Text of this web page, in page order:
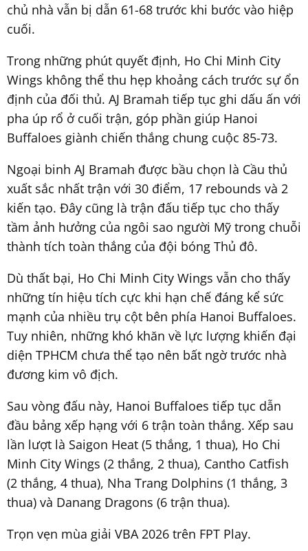
chủ nhà vẫn bị dẫn 61-68 trước khi bước vào hiệp
cuối.
Trong những phút quyết định, Ho Chi Minh City
Wings không thể thu hẹp khoảng cách trước sự ổn
định của đối thủ. AJ Bramah tiếp tục ghi dấu ấn với
pha úp rổ ở cuối trận, góp phần giúp Hanoi
Buffaloes giành chiến thắng chung cuộc 85-73.
Ngoại binh AJ Bramah được bầu chọn là Cầu thủ
xuất sắc nhất trận với 30 điểm, 17 rebounds và 2
kiến tạo. Đây cũng là trận đấu tiếp tục cho thấy
tầm ảnh hưởng của ngôi sao người Mỹ trong chuỗi
thành tích toàn thắng của đội bóng Thủ đô.
Dù thất bại, Ho Chi Minh City Wings vẫn cho thấy
những tín hiệu tích cực khi hạn chế đáng kể sức
mạnh của nhiều trụ cột bên phía Hanoi Buffaloes.
Tuy nhiên, những khó khăn về lực lượng khiến đại
diện TPHCM chưa thể tạo nên bất ngờ trước nhà
đương kim vô địch.
Sau vòng đấu này, Hanoi Buffaloes tiếp tục dẫn
đầu bảng xếp hạng với 6 trận toàn thắng. Xếp sau
lần lượt là Saigon Heat (5 thắng, 1 thua), Ho Chi
Minh City Wings (2 thắng, 2 thua), Cantho Catfish
(2 thắng, 4 thua), Nha Trang Dolphins (1 thắng, 3
thua) và Danang Dragons (6 trận thua).
Trọn vẹn mùa giải VBA 2026 trên FPT Play.